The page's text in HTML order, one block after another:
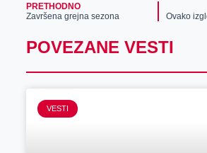
PRETHODNO
Završena grejna sezona
POVEZANE VESTI
VESTI